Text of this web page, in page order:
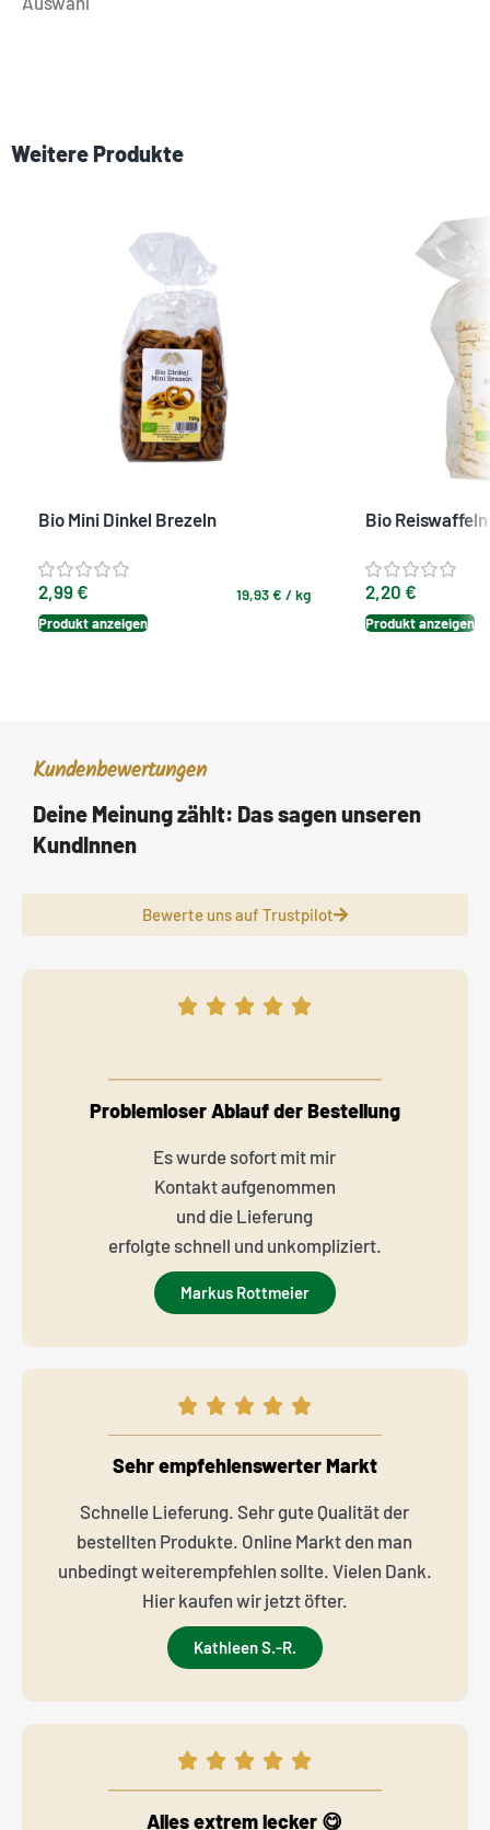
Weitere Produkte
Bio Mini Dinkel Brezeln
2,99 € 19,93€ /kg
Produkt anzeigen
Bio
2,20 €
Produkt anzeigen
Kundenbewertungen
Deine Meinung zählt: Das sagen unseren
KundInnen
Bewerte uns auf Trustpilot
Problemloser Ablauf der Bestellung
Es wurde sofort mit mir
Kontakt aufgenommen
und die Lieferung
erfolgte schnell und unkompliziert.
Markus Rottmeier
Sehr empfehlenswerter Markt
Schnelle Lieferung. Sehr gute Qualität der
bestellten Produkte. Online Markt den man
unbedingt weiterempfehlen sollte. Vielen Dank.
Hier kaufen wir jetzt öfter.
Kathleen S.-R.
Alles extrem lecker 😋